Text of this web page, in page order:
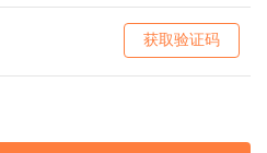
获取验证码